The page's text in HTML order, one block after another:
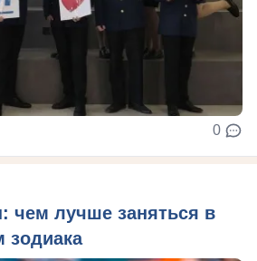
0
чем лучше заняться в
зодиака